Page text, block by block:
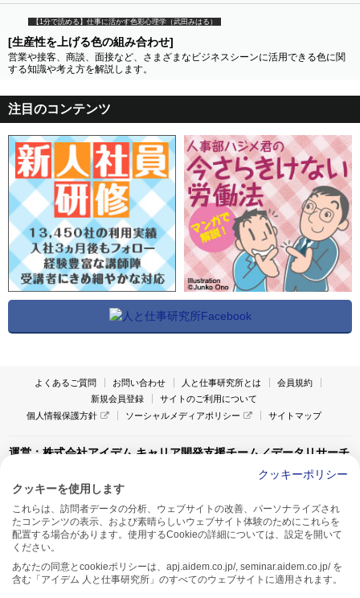
【1分で読める】仕事に活かす色彩心理学（武田みはる）
[生産性を上げる色の組み合わせ]
営業や接客、商談、面接など、さまざまなビジネスシーンに活用できる色に関
する知識や考え方を解説します。
注目のコンテンツ
よくあるご質問 お問い合わせ 人と仕事研究所とは
会員規約
新規会員登録
サイトのご利用について
個人情報保護方針
ソーシャルメディアポリシー サイトマップ
運営：株式会社アイデム キャリア開発支援チーム／データリサーチ
〒160-0022 東京都新宿区新宿1-4-10
アイデム本社ビル TEL:03-5269-6020
〒550-0005 大阪府大阪市西区西本町1-13-43
アイデム西本町ビル7F TEL:06-7662-2800
クッキーポリシー
クッキーを使用します
これらは、訪問者データの分析、ウェブサイトの改善、パーソナライズされ
たコンテンツの表示、および素晴らしいウェブサイト体験のためにこれらを
配置する場合があります。使用するCookieの詳細については、設定を開いて
ください。
あなたの同意とcookieポリシーは、apj.aidem.co.jp/, seminar.aidem.co.jp/ を
含む「アイデム 人と仕事研究所」のすべてのウェブサイトに適用されます。